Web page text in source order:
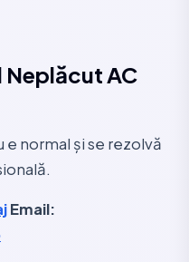
Neplăcut AC
e normal și se rezolvă
Email: